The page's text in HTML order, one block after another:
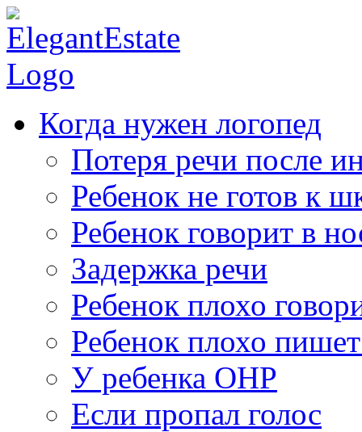
Когда нужен логопед
Потеря речи после
Ребенок не готов к
Ребенок говорит в
Задержка речи
Ребенок плохо
Ребенок плохо
У ребенка ОНР
Если пропал голос